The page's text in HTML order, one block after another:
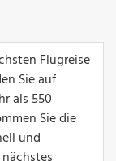
Flugreise
Sie auf
als 550
Sie die
und